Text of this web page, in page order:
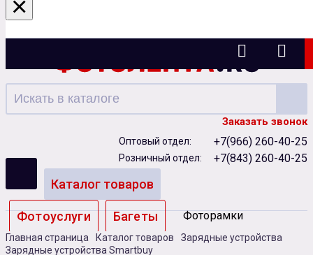
Казань
Заказать звонок
Оптовый отдел: +7(966) 260-40-25
Розничный отдел: +7(843) 260-40-25
Каталог товаров
Фотоуслуги Багеты Фоторамки
Альбомы
Главная страница Каталог товаров
Зарядные устройства
Зарядные устройства Smartbuy
×